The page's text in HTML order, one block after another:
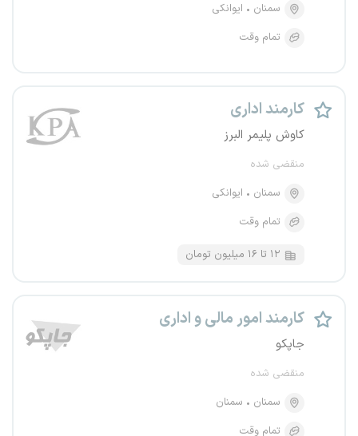
سمنان
ایوانکی
تمام وقت
کارمند اداری
کاوش پلیمر البرز
منقضی شده
سمنان
ایوانکی
تمام وقت
۱۲ تا ۱۶ میلیون تومان
کارمند امور مالی و اداری
جاپکو
منقضی شده
سمنان
سمنان
تمام وقت